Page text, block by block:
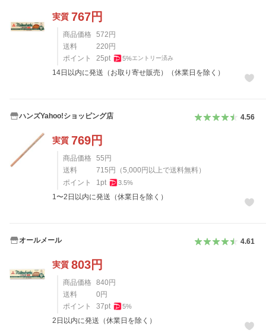
実質 767円
商品価格 572 円
送料
220 円
ポイント
25pt 5%エントリー済み
14日以内に発送（お取り寄せ販売）（休業日を除く）
ハンズYahoo!ショッピング店 4.56
実質 769円
商品価格 55 円
送料
715 円 （5,000 円以上で送料無料）
ポイント
1pt 3.5%
1〜2日以内に発送（休業日を除く）
オールメール 4.61
実質 803円
商品価格 840 円
送料
0 円
ポイント
37pt 5%
2日以内に発送（休業日を除く）